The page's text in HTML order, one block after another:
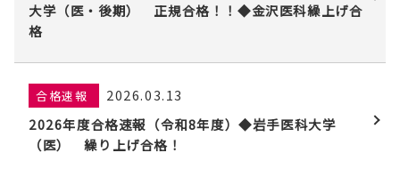
大学（医・後期） 正規合格！！◆金沢医科繰上げ合
格
合格速報
2026.03.13
2026年度合格速報（令和8年度）◆岩手医科大学
（医） 繰り上げ合格！